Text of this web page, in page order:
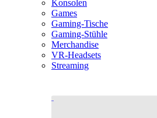
Konsolen
Games
Gaming-Tische
Gaming-Stühle
Merchandise
VR-Headsets
Streaming